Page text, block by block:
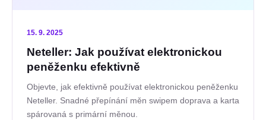
15. 9. 2025
Neteller: Jak používat elektronickou
peněženku efektivně
Objevte, jak efektivně používat elektronickou peněženku
Neteller. Snadné přepínání měn swipem doprava a karta
spárovaná s primární měnou.